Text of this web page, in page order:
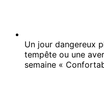
Un jour dangereux
tempête ou une
semaine «